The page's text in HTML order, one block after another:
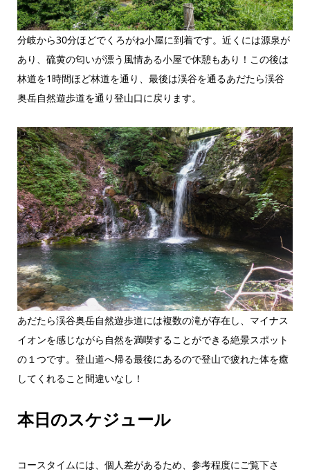
分岐から30分ほどでくろがね小屋に到着です。近くには源泉が
あり、硫黄の匂いが漂う風情ある小屋で休憩もあり！この後は
林道を1時間ほど林道を通り、最後は渓谷を通るあだたら渓谷
奥岳自然遊歩道を通り登山口に戻ります。
あだたら渓谷奥岳自然遊歩道には複数の滝が存在し、マイナス
イオンを感じながら自然を満喫することができる絶景スポット
の１つです。登山道へ帰る最後にあるので登山で疲れた体を癒
してくれること間違いなし！
本日のスケジュール
コースタイムには、個人差があるため、参考程度にご覧下さ